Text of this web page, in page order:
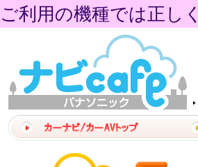
ご利用の機種では正し